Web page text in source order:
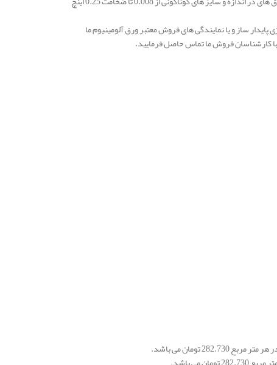
ساز و یا نمایندگی های فروش معتبر ورق آلومینیوم ما
کارشناسان فروش ما تماس حاصل فرمایید.